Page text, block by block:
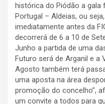
histórica do Piódão a gala
Portugal – Aldeias, ou
imediatamente antes da
decorrerá de 6 a 10 de
Junho a partida de uma
Futuro será de Arganil e a
Agosto também terá
uma aposta na área
promoção do concelho”,
um convite a todos para